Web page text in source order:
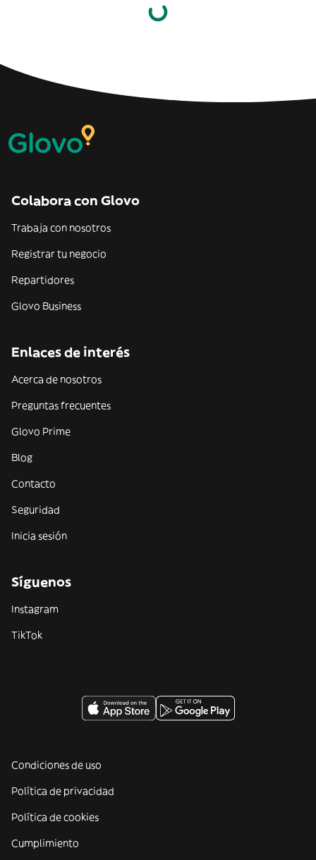
Colabora con Glovo
Trabaja con nosotros
Registrar tu negocio
Repartidores
Glovo Business
Enlaces de interés
Acerca de nosotros
Preguntas frecuentes
Glovo Prime
Blog
Contacto
Seguridad
Inicia sesión
Síguenos
Instagram
TikTok
Condiciones de uso
Política de privacidad
Política de cookies
Cumplimiento